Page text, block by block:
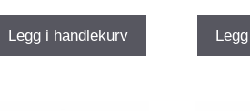
Legg i handlekurv